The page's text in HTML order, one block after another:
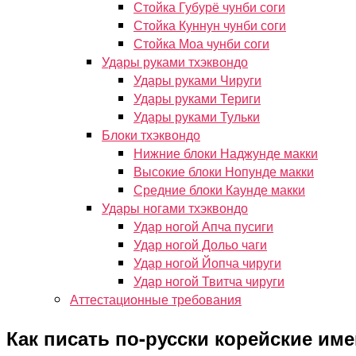
Стойка Губурё чунби соги
Стойка Куннун чунби соги
Стойка Моа чунби соги
Удары руками тхэквондо
Удары руками Чируги
Удары руками Териги
Удары руками Тульки
Блоки тхэквондо
Нижние блоки Наджунде макки
Высокие блоки Нопунде макки
Средние блоки Каунде макки
Удары ногами тхэквондо
Удар ногой Апча пусиги
Удар ногой Дольо чаги
Удар ногой Йопча чируги
Удар ногой Твитча чируги
Аттестационные требования
Как писать по-русски корейские